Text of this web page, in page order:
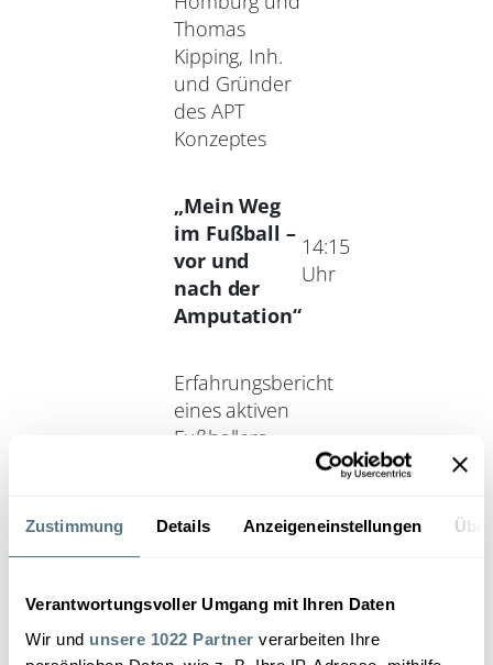
Zustimmung Details Anzeigeneinstellungen
Verantwortungsvoller Umgang mit Ihren Daten
Wir und unsere 1022 Partner verarbeiten Ihre
Thomas
Kipping, Inh.
und Gründer
des APT
Konzeptes
„Mein Weg
im Fußball –
vor und
nach der
Amputation“
14:15
Uhr
Erfahrungsbericht
eines aktiven
Fußballers,
„Von der
Reha“